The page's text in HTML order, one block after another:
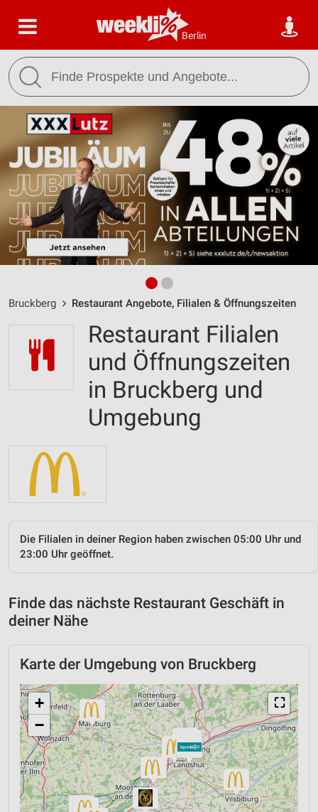
Berlin
Bruckberg Restaurant Angebote, Filialen & Öffnungszeiten
Restaurant Filialen
und Öffnungszeiten
in Bruckberg und
Umgebung
Die Filialen in deiner Region haben zwischen 05:00 Uhr und
23:00 Uhr geöffnet.
Finde das nächste Restaurant Geschäft in
deiner Nähe
Karte der Umgebung von Bruckberg
⛶
+
−